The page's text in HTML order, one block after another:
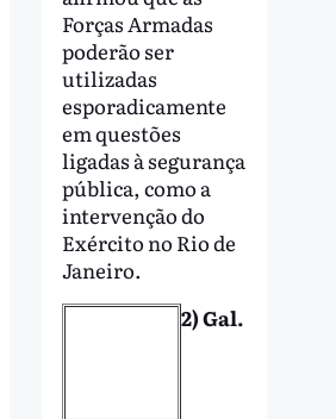
Forças Armadas
poderão ser
utilizadas
esporadicamente
em questões
ligadas à segurança
pública, como a
intervenção do
Exército no Rio de
Janeiro.
2) Gal.